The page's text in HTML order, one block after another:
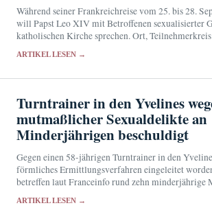
Während seiner Frankreichreise vom 25. bis 28.
will Papst Leo XIV mit Betroffenen sexualisierter
katholischen Kirche sprechen. Ort,
ARTIKEL LESEN →
Turntrainer in den Yvelines
mutmaßlicher Sexualdelikte an
Minderjährigen beschuldigt
Gegen einen 58-jährigen Turntrainer in den
förmliches Ermittlungsverfahren eingeleitet
betreffen laut Franceinfo rund zehn minderjährige
ARTIKEL LESEN →